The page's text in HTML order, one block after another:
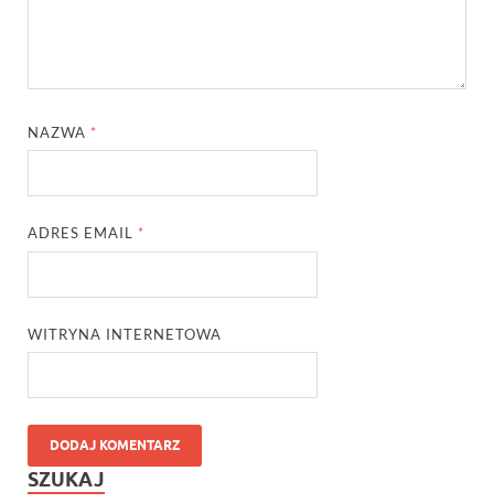
NAZWA *
ADRES EMAIL *
WITRYNA INTERNETOWA
SZUKAJ